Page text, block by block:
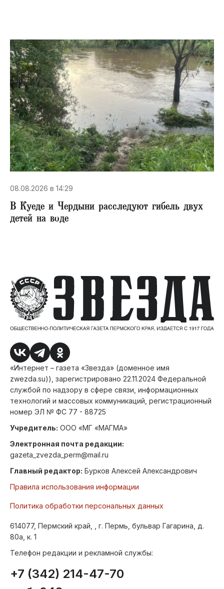
08.08.2026 в 14:29
В Куеде и Чердыни расследуют гибель двух
детей на воде
«Интернет – газета «Звезда» (доменное имя
zwezda.su)), зарегистрировано 22.11.2024 Федеральной
службой по надзору в сфере связи, информационных
технологий и массовых коммуникаций, регистрационный
номер ЭЛ № ФС 77 - 88725
Учредитель: ООО «МГ «МАГМА»
Электронная почта редакции:
gazeta_zvezda_perm@mail.ru
Главный редактор: Бурков Алексей Александрович
Правила использования информации
Политика обработки персональных данных
614077, Пермский край, , г. Пермь, бульвар Гагарина, д.
80а, к. 1
Телефон редакции и рекламной службы:
+7 (342) 214-47-70